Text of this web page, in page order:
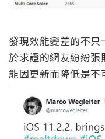
發現效能變差的不
於求證的網友紛紛張
能因更新而降低是不